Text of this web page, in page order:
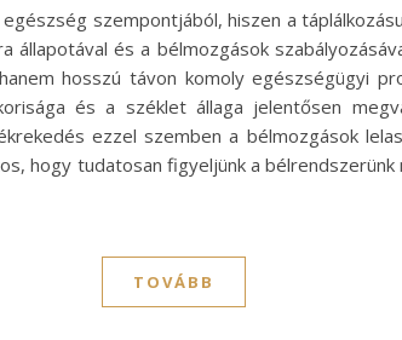
szempontjából, hiszen a
állapotával és a bélmozgások
hosszú távon komoly egészségügyi
és a széklet állaga jelentősen
ezzel szemben a bélmozgások
hogy tudatosan figyeljünk a
TOVÁBB